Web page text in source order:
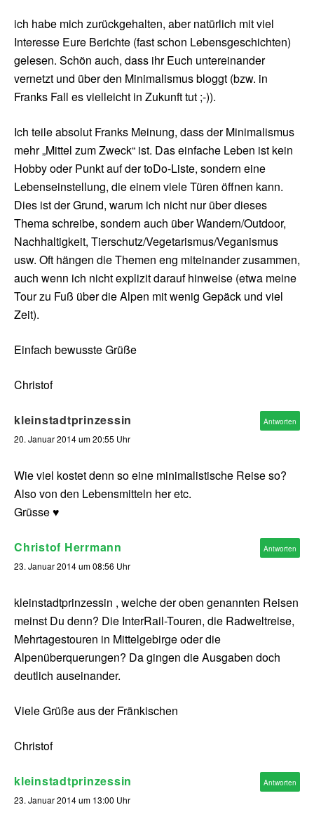
ich habe mich zurückgehalten, aber natürlich mit viel
Interesse Eure Berichte (fast schon Lebensgeschichten)
gelesen. Schön auch, dass ihr Euch untereinander
vernetzt und über den Minimalismus bloggt (bzw. in
Franks Fall es vielleicht in Zukunft tut ;-)).
Ich teile absolut Franks Meinung, dass der Minimalismus
mehr „Mittel zum Zweck“ ist. Das einfache Leben ist kein
Hobby oder Punkt auf der toDo-Liste, sondern eine
Lebenseinstellung, die einem viele Türen öffnen kann.
Dies ist der Grund, warum ich nicht nur über dieses
Thema schreibe, sondern auch über Wandern/Outdoor,
Nachhaltigkeit, Tierschutz/Vegetarismus/Veganismus
usw. Oft hängen die Themen eng miteinander zusammen,
auch wenn ich nicht explizit darauf hinweise (etwa meine
Tour zu Fuß über die Alpen mit wenig Gepäck und viel
Zeit).
Einfach bewusste Grüße
Christof
kleinstadtprinzessin
20. Januar 2014 um 20:55 Uhr
Wie viel kostet denn so eine minimalistische Reise so?
Also von den Lebensmitteln her etc.
Grüsse ♥
Antworten
Christof Herrmann
23. Januar 2014 um 08:56 Uhr
kleinstadtprinzessin , welche der oben genannten Reisen
meinst Du denn? Die InterRail-Touren, die Radweltreise,
Mehrtagestouren in Mittelgebirge oder die
Alpenüberquerungen? Da gingen die Ausgaben doch
deutlich auseinander.
Viele Grüße aus der Fränkischen
Christof
Antworten
kleinstadtprinzessin
23. Januar 2014 um 13:00 Uhr
Antworten